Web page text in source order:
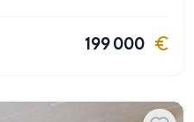
199 000